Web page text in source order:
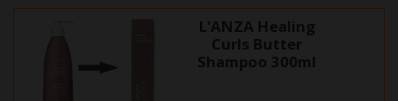
L'ANZA Healing
Curls Butter
Shampoo 300ml